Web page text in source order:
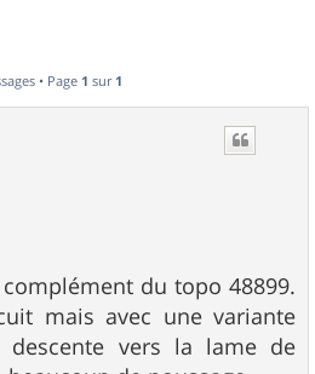
• Page 1 sur 1
du topo 48899.
mais avec une variante
descente vers la lame de